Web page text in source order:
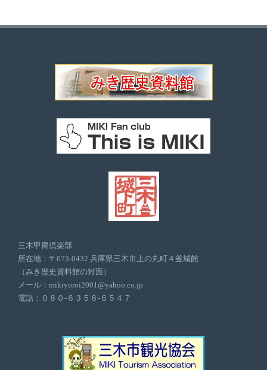
三木甲冑倶楽部
所在地：〒673-0432 兵庫県三木市上の丸町４釜城館
（みき歴史資料館の対面）
メール：mikiyoroi2001@yahoo.co.jp
電話：０８０-６３５８-６５４７